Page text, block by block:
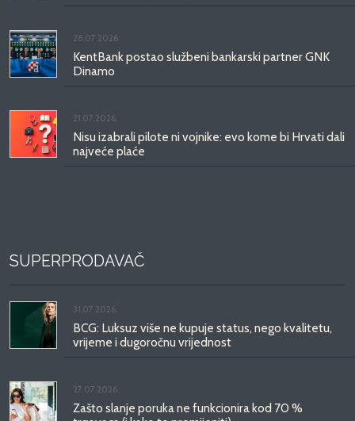
28.07.2026.
KentBank postao službeni bankarski partner GNK
Dinamo
21.07.2026.
Nisu izabrali pilote ni vojnike: evo kome bi Hrvati dali
najveće plaće
SUPERPRODAVAČ
31.07.2026.
BCG: Luksuz više ne kupuje status, nego kvalitetu,
vrijeme i dugoročnu vrijednost
27.07.2026.
Zašto slanje poruka ne funkcionira kod 70 %